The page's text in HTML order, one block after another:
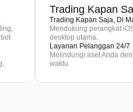
Trading Kapan
Trading Kapan Saja, Di
Mendukung perangkat
desktop utama.
Layanan Pelanggan 24/7
Melindungi aset Anda
waktu